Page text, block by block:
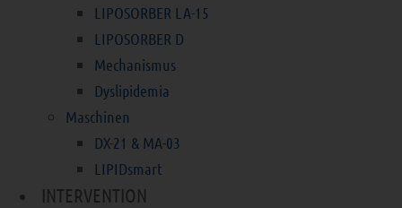
LIPOSORBER LA-15
LIPOSORBER D
Mechanismus
Dyslipidemia
Maschinen
DX-21 & MA-03
LIPIDsmart
INTERVENTION